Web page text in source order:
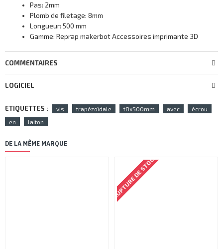
Pas: 2mm
Plomb de filetage: 8mm
Longueur: 500 mm
Gamme: Reprap makerbot Accessoires imprimante 3D
COMMENTAIRES
LOGICIEL
ETIQUETTES : vis trapézoïdale t8x500mm avec
écrou
en
laiton
DE LA MÊME MARQUE
RUPTURE DE STOCK